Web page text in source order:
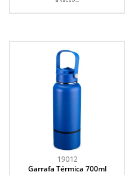
19012
Garrafa Térmica 700ml